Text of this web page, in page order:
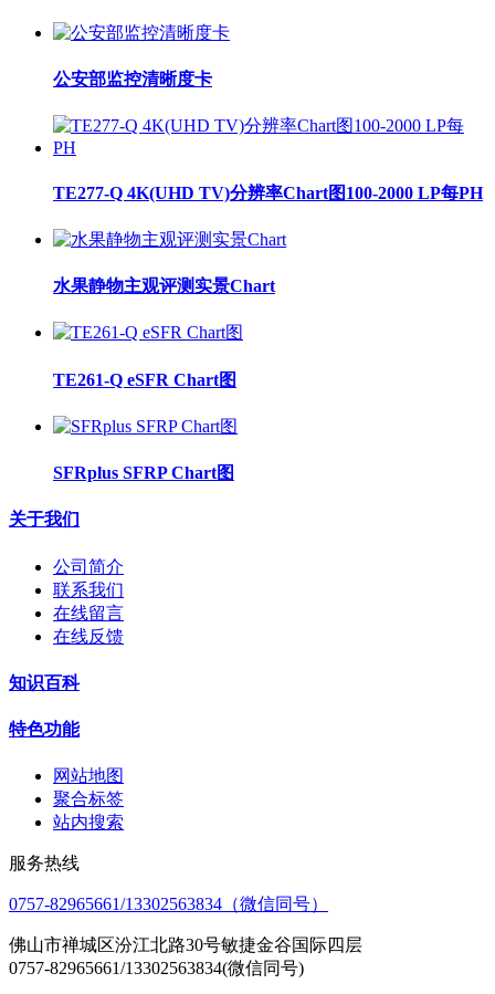
公安部监控清晰度卡
TE277-Q 4K(UHD TV)分辨率Chart图100-2000 LP每PH
水果静物主观评测实景Chart
TE261-Q eSFR Chart图
SFRplus SFRP Chart图
关于我们
公司简介
联系我们
在线留言
在线反馈
知识百科
特色功能
网站地图
聚合标签
站内搜索
服务热线
0757-82965661/13302563834（微信同号）
佛山市禅城区汾江北路30号敏捷金谷国际四层
0757-82965661/13302563834(微信同号)